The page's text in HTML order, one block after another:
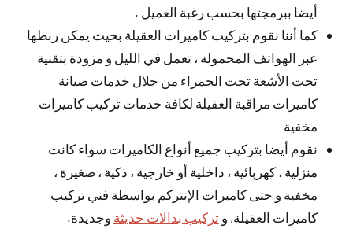
أيضا ببرمجتها بحسب رغبة العميل .
كما أننا نقوم بتركيب كاميرات العقيلة بحيث يمكن ربطها
عبر الهواتف المحمولة ، تعمل في الليل و مزودة بتقنية
تحت الأشعة تحت الحمراء من خلال خدمات صيانة
كاميرات مراقبة العقيلة لكافة خدمات تركيب كاميرات
مخفية
نقوم أيضا بتركيب جميع أنواع الكاميرات سواء كانت
منزلية ، كهربائية ، داخلية أو خارجية ، ذكية ، صغيرة ،
مخفية و حتى كاميرات الإنتركم بواسطة فني تركيب
كاميرات العقيلة, وتركيب بدالات حديثة وجديدة.